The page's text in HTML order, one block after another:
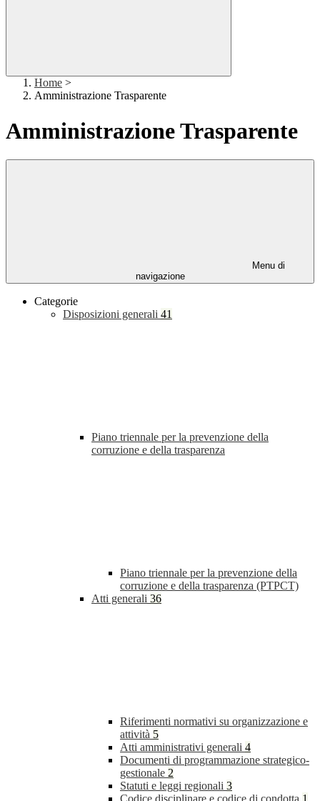
Home >
Amministrazione Trasparente
Amministrazione Trasparente
Menu di
navigazione
Categorie
Disposizioni generali 41
Piano triennale per la prevenzione della
corruzione e della trasparenza
Piano triennale per la prevenzione della
corruzione e della trasparenza (PTPCT)
Atti generali 36
Riferimenti normativi su organizzazione e
attività 5
Atti amministrativi generali 4
Documenti di programmazione strategico-
gestionale 2
Statuti e leggi regionali 3